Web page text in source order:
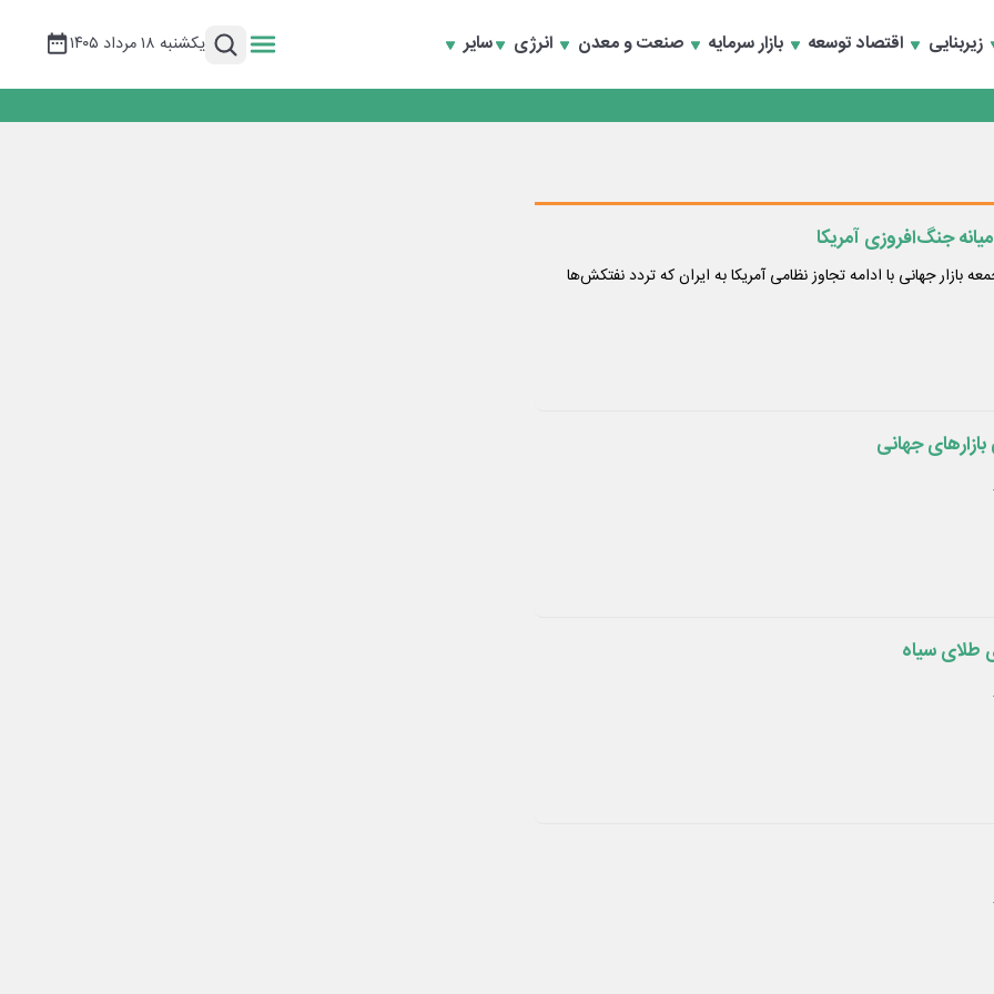
زیربنایی اقتصاد توسعه بازار سرمایه صنعت و معدن انرژی سایر یکشنبه ۱۸ مرداد ۱۴۰۵
به خصوصی‌ها
جنگ‌افروزی آمریکا
بازار جهانی با ادامه تجاوز نظامی آمریکا به ایران که تردد نفتکش‌ها
جهانی
طلای سیاه